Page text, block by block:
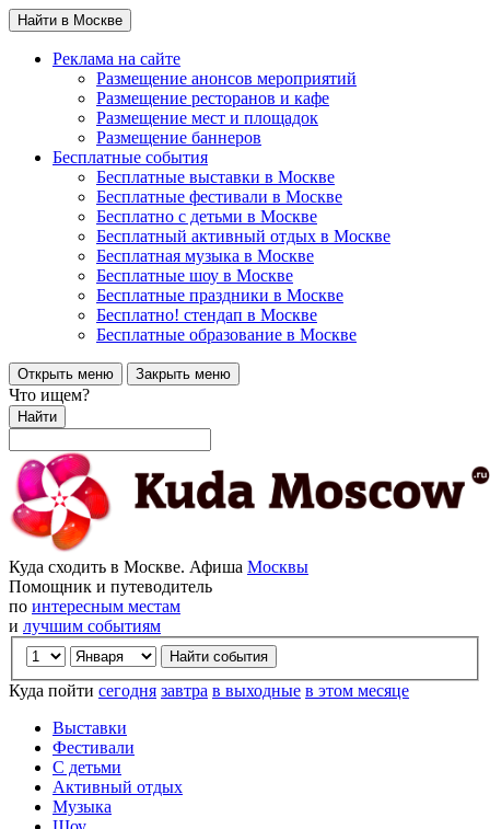
Найти в Москве
Реклама на сайте
Размещение анонсов мероприятий
Размещение ресторанов и кафе
Размещение мест и площадок
Размещение баннеров
Бесплатные события
Бесплатные выставки в Москве
Бесплатные фестивали в Москве
Бесплатно с детьми в Москве
Бесплатный активный отдых в Москве
Бесплатная музыка в Москве
Бесплатные шоу в Москве
Бесплатные праздники в Москве
Бесплатно! стендап в Москве
Бесплатные образование в Москве
Открыть меню Закрыть меню
Что ищем?
Найти
Куда сходить в Москве. Афиша Москвы
Помощник и путеводитель
по интересным местам
и лучшим событиям
Куда пойти сегодня завтра в выходные в этом месяце
Выставки
Фестивали
С детьми
Активный отдых
Музыка